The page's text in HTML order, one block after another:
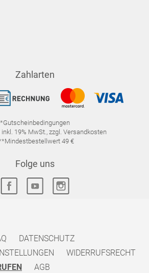
Zahlarten
*Gutscheinbedingungen
19% MwSt., zzgl. Versandkosten
49 €
Folge uns
DATENSCHUTZ
WIDERRUFSRECHT
AGB